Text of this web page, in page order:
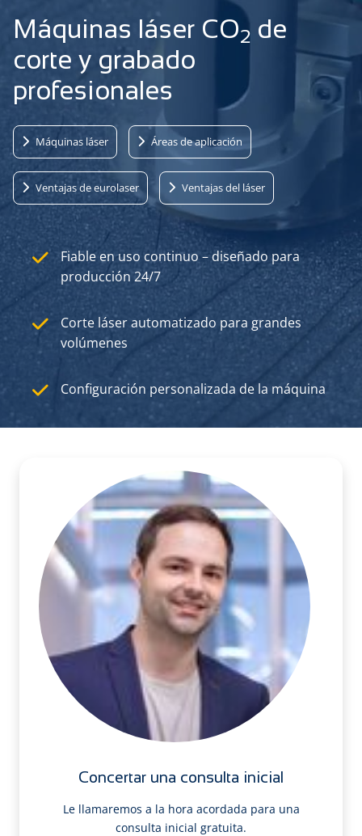
Máquinas láser CO2 de
corte y grabado
profesionales
Máquinas láser Áreas de aplicación
Ventajas de eurolaser Ventajas del láser
Fiable en uso continuo – diseñado para
producción 24/7
Corte láser automatizado para grandes
volúmenes
Configuración personalizada de la máquina
Concertar una consulta inicial
Le llamaremos a la hora acordada para una
consulta inicial gratuita.